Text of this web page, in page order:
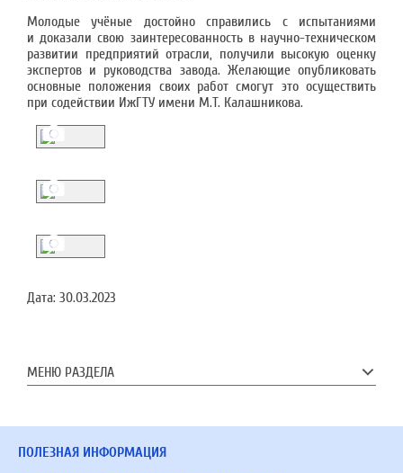
Молодые учёные достойно справились с испытаниями
и доказали свою заинтересованность в научно-техническом
развитии предприятий отрасли, получили высокую оценку
экспертов и руководства завода. Желающие опубликовать
основные положения своих работ смогут это осуществить
при содействии ИжГТУ имени М.Т. Калашникова.
Дата: 30.03.2023
МЕНЮ РАЗДЕЛА
ПОЛЕЗНАЯ ИНФОРМАЦИЯ